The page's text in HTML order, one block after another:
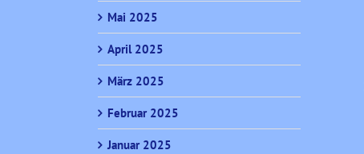
Mai 2025
April 2025
März 2025
Februar 2025
Januar 2025